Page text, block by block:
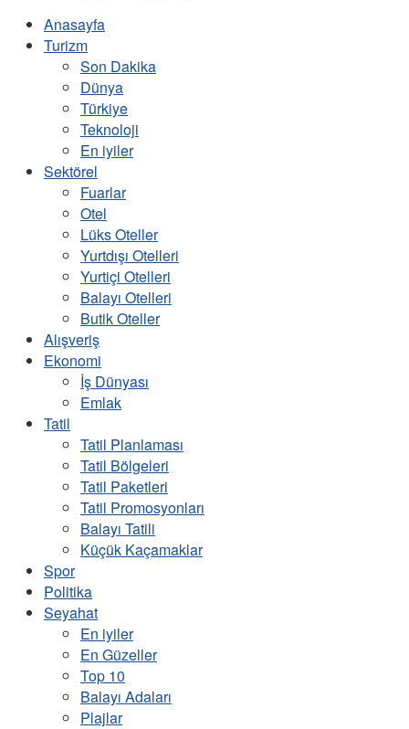
Anasayfa
Turizm
Son Dakika
Dünya
Türkiye
Teknoloji
En iyiler
Sektörel
Fuarlar
Otel
Lüks Oteller
Yurtdışı Otelleri
Yurtiçi Otelleri
Balayı Otelleri
Butik Oteller
Alışveriş
Ekonomi
İş Dünyası
Emlak
Tatil
Tatil Planlaması
Tatil Bölgeleri
Tatil Paketleri
Tatil Promosyonları
Balayı Tatili
Küçük Kaçamaklar
Spor
Politika
Seyahat
En iyiler
En Güzeller
Top 10
Balayı Adaları
Plajlar